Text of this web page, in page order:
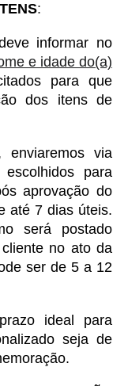
:
informar no
e idade do(a)
para que
dos itens de
enviaremos via
para
aprovação do
até 7 dias úteis.
será postado
no ato da
ser de 5 a 12
ideal para
seja de